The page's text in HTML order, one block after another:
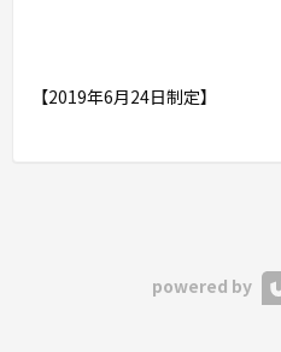
【2019年6月24日制定】
powered by